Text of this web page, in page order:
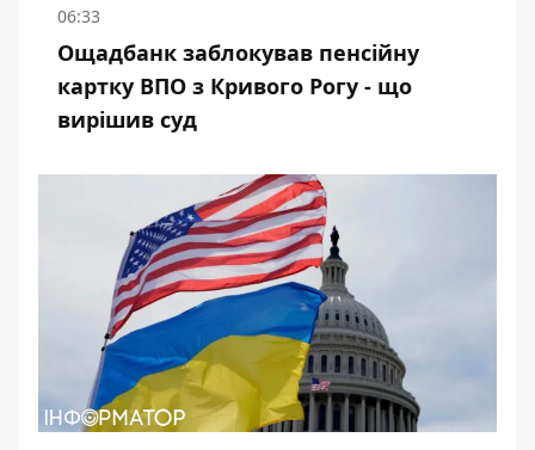
06:33
Ощадбанк заблокував пенсійну
картку ВПО з Кривого Рогу - що
вирішив суд